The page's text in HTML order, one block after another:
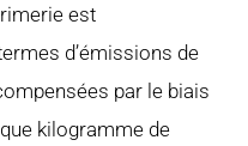
est
d’émissions de
par le biais
kilogramme de